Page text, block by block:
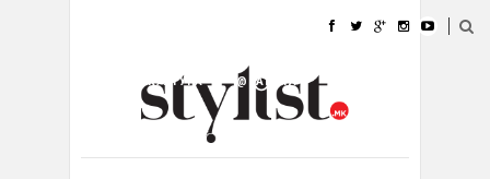
УБАВИНА
КУЛТУРА @РАБОТА
ИЗЛОГ